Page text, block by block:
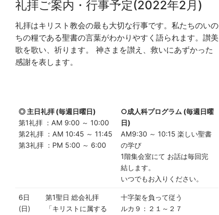
礼拝ご案内・行事予定(2022年2月)
礼拝はキリスト教会の最も大切な行事です。私たちのいの
ちの糧である聖書の言葉がわかりやすく語られます。讃美
歌を歌い、祈ります。 神さまを讃え、救いにあずかった
感謝を表します。
◎ 主日礼拝 (毎週日曜日)
第1礼拝 ：AM 9:00 ～ 10:00
第2礼拝 ：AM 10:45 ～ 11:45
第3礼拝 ：PM 5:00 ～ 6:00
○成人科プログラム (毎週日曜
日)
AM9:30 ～ 10:15 楽しい聖書
の学び
1階集会室にて お話は毎回完
結します。
いつでもお入りください。
6日
(日)
第1聖日 総会礼拝
「キリストに属する
十字架を負って従う
ルカ９：２１～２７